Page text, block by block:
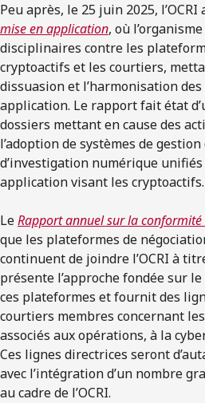
Peu après, le 25 juin 2025,
mise en application, où
disciplinaires contre les
cryptoactifs et les courtiers,
dissuasion et l’harmonisation
application. Le rapport fait état
dossiers mettant en cause des
l’adoption de systèmes de
d’investigation numérique
application visant les cryptoactifs.​
LeRapport annuel sur la
que les plateformes de
continuent de joindre l’OCRI à
présente l’approche fondée sur
ces plateformes et fournit des
courtiers membres concernant
associés aux opérations, à la
Ces lignes directrices seront
avec l’intégration d’un nombre
au cadre de l’OCRI.